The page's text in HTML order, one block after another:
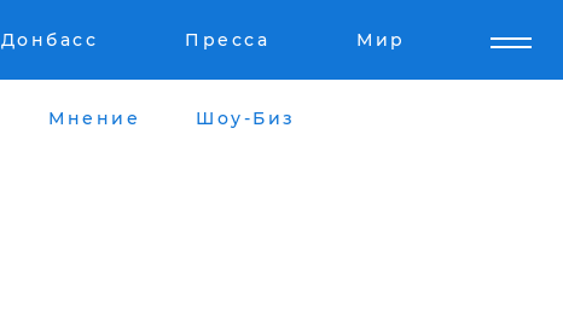
Донбасс Пресса Мир
Мнение Шоу-Биз